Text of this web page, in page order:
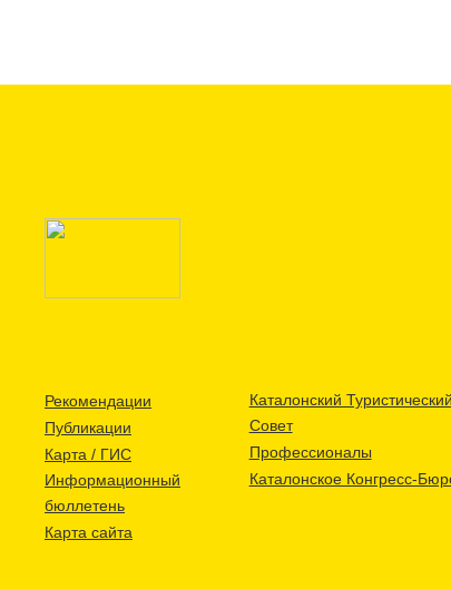
Рекомендации
Публикации
Карта / ГИС
Информационный
бюллетень
Карта сайта
Каталонский Туристический
Совет
Профессионалы
Каталонское Конгресс-